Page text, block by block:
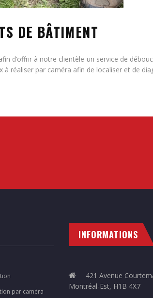
DE BÂTIMENT
d’offrir à notre clientèle un service de
réaliser par caméra afin de localiser et de
par caméra
INFORMATIONS
421 Avenue
Montréal-Est, H1B 4X7